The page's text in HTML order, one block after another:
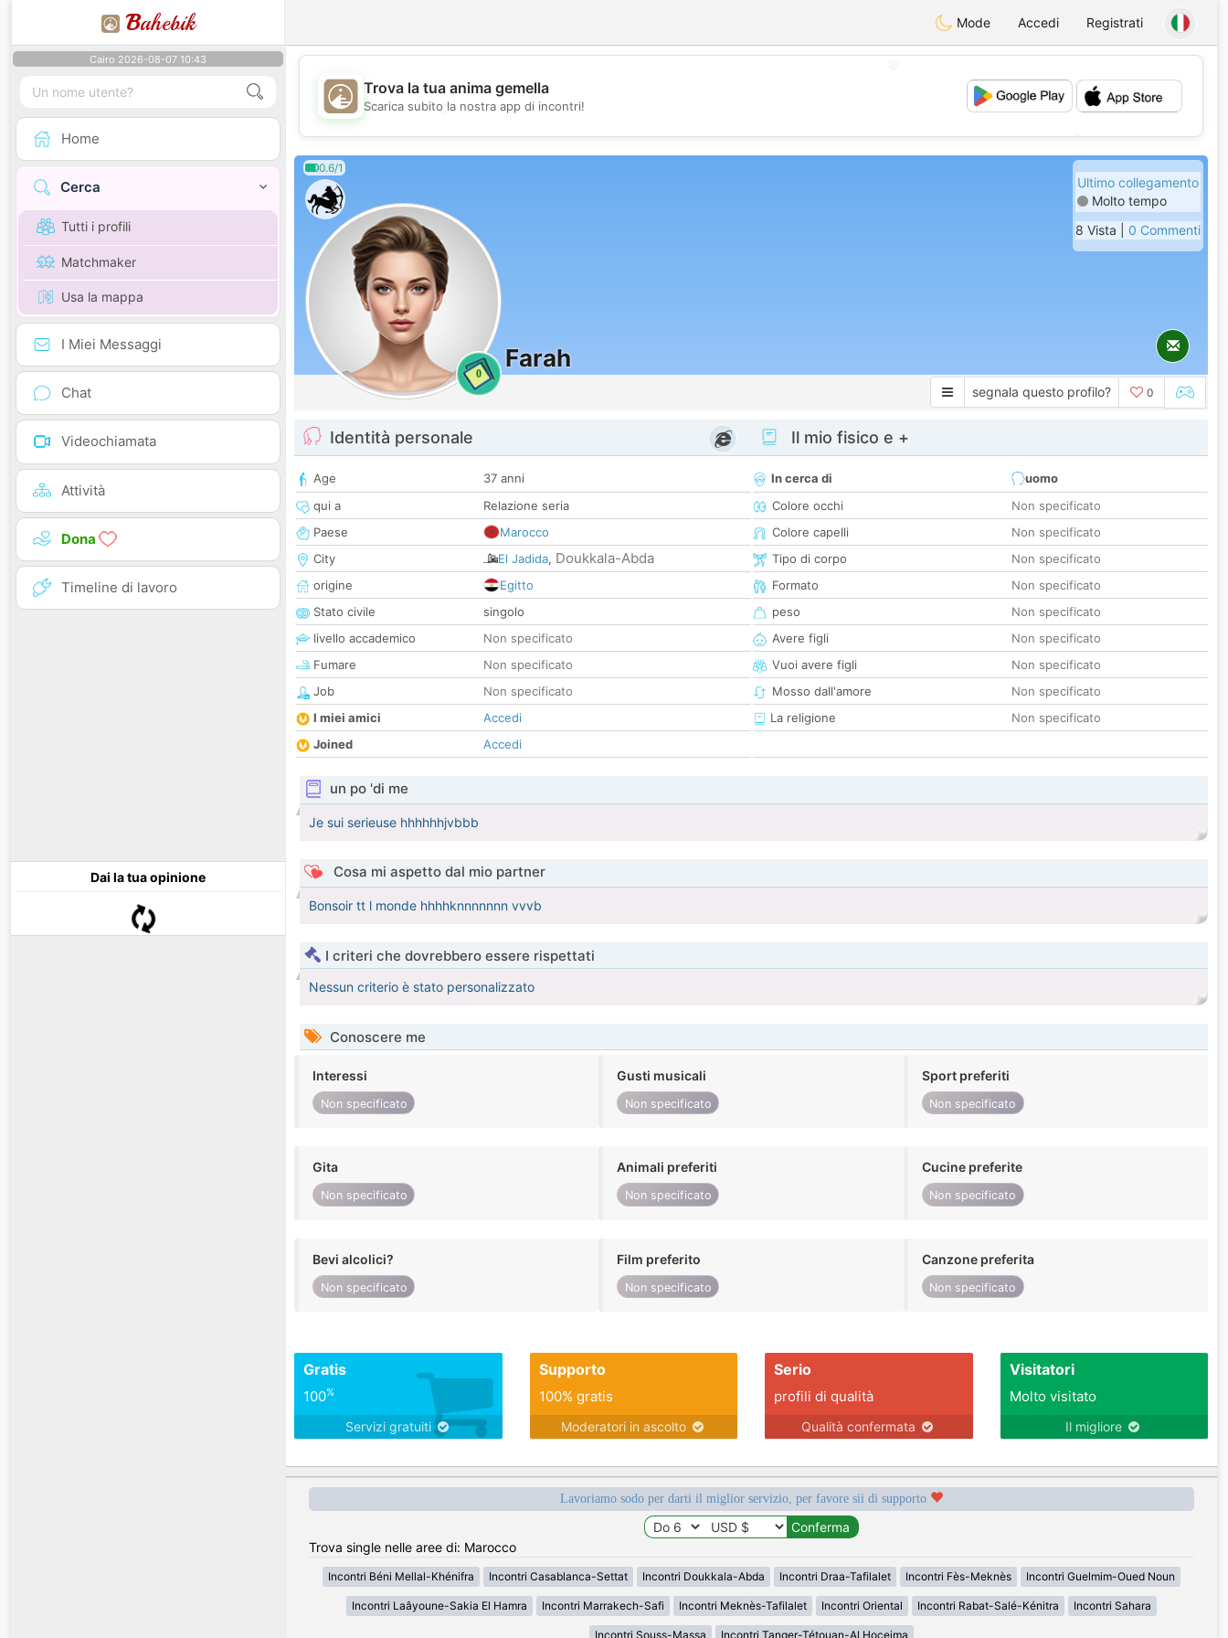
Bahebik Mode Accedi Registrati
Cairo 2026-08-07 10:43
Home
Cerca
Tutti i profili
Matchmaker
Usa la mappa
I Miei Messaggi
Chat
Videochiamata
Attività
Dona
Timeline di lavoro
Dai la tua opinione
💖
💕
Trova la tua anima gemella
Scarica subito la nostra app di incontri!
0.6/1
0
Farah
Ultimo collegamento
Molto tempo
8 Vista | 0 Commenti
segnala questo profilo? 0
Identità personale
Age
37 anni
qui a
Relazione seria
Paese
Marocco
City
El Jadida, Doukkala-Abda
origine
Egitto
Stato civile
singolo
livello accademico
Non specificato
Fumare
Non specificato
Job
Non specificato
I miei amici
Accedi
Joined
Accedi
Il mio fisico e +
In cerca di
uomo
Colore occhi
Non specificato
Colore capelli
Non specificato
Tipo di corpo
Non specificato
Formato
Non specificato
peso
Non specificato
Avere figli
Non specificato
Vuoi avere figli
Non specificato
Mosso dall'amore
Non specificato
La religione
Non specificato
un po 'di me
Je sui serieuse hhhhhhjvbbb
Cosa mi aspetto dal mio partner
Bonsoir tt l monde hhhhknnnnnnn vvvb
I criteri che dovrebbero essere rispettati
Nessun criterio è stato personalizzato
Conoscere me
Interessi
Non specificato
Gusti musicali
Non specificato
Sport preferiti
Non specificato
Gita
Non specificato
Animali preferiti
Non specificato
Cucine preferite
Non specificato
Bevi alcolici?
Non specificato
Film preferito
Non specificato
Canzone preferita
Non specificato
Gratis
100%
Servizi gratuiti
Supporto
100% gratis
Moderatori in ascolto
Serio
profili di qualità
Qualità confermata
Visitatori
Molto visitato
Il migliore
Lavoriamo sodo per darti il miglior servizio, per favore sii di supporto
Trova single nelle aree di: Marocco
Incontri Béni Mellal-Khénifra Incontri Casablanca-Settat Incontri Doukkala-Abda Incontri Draa-Tafilalet Incontri Fès-Meknès Incontri Guelmim-Oued Noun
Incontri Laâyoune-Sakia El Hamra Incontri Marrakech-Safi Incontri Meknès-Tafilalet Incontri Oriental Incontri Rabat-Salé-Kénitra Incontri Sahara
Incontri Souss-Massa Incontri Tanger-Tétouan-Al Hoceima